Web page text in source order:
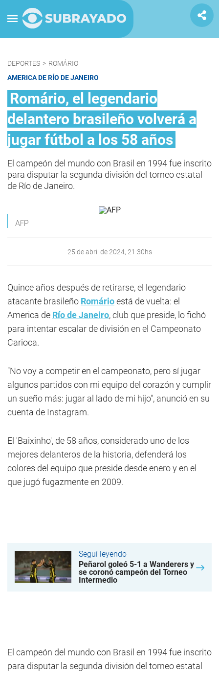
DEPORTES > ROMÁRIO
AMERICA DE RÍO DE JANEIRO
Romário, el legendario
delantero brasileño volverá a
jugar fútbol a los 58 años
El campeón del mundo con Brasil en 1994 fue inscrito
para disputar la segunda división del torneo estatal
de Río de Janeiro.
AFP
25 de abril de 2024, 21:30hs
Quince años después de retirarse, el legendario
atacante brasileño Romárioestá de vuelta: el
America de Río de Janeiro, club que preside, lo fichó
para intentar escalar de división en el Campeonato
Carioca.
"No voy a competir en el campeonato, pero sí jugar
algunos partidos con mi equipo del corazón y cumplir
un sueño más: jugar al lado de mi hijo", anunció en su
cuenta de Instagram.
El 'Baixinho', de 58 años, considerado uno de los
mejores delanteros de la historia, defenderá los
colores del equipo que preside desde enero y en el
que jugó fugazmente en 2009.
Seguí leyendo
Peñarol goleó 5-1 a Wanderers y
se coronó campeón del Torneo
Intermedio
El campeón del mundo con Brasil en 1994 fue inscrito
para disputar la segunda división del torneo estatal